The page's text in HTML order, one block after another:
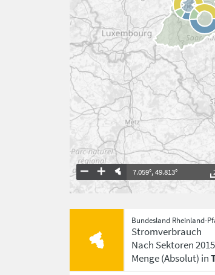
7.059°,49.813°
Bundesland Rheinland-
Stromverbrauch
Nach Sektoren2015
Menge(Absolut) in